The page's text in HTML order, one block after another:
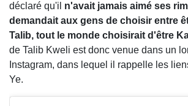
déclaré qu'il n'avait jamais aimé ses
demandait aux gens de choisir entre
Talib, tout le monde choisirait d'être
de Talib Kweli est donc venue dans un
Instagram, dans lequel il rappelle les
Ye.